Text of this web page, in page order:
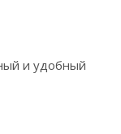
и удобный